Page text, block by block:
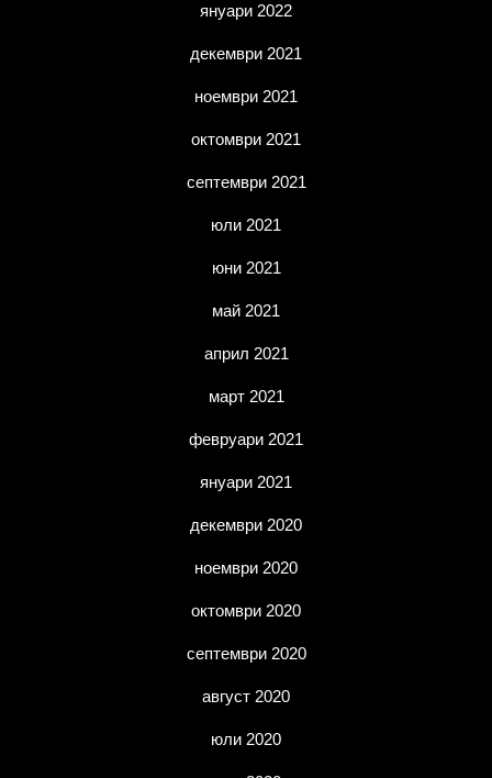
януари 2022
декември 2021
ноември 2021
октомври 2021
септември 2021
юли 2021
юни 2021
май 2021
април 2021
март 2021
февруари 2021
януари 2021
декември 2020
ноември 2020
октомври 2020
септември 2020
август 2020
юли 2020